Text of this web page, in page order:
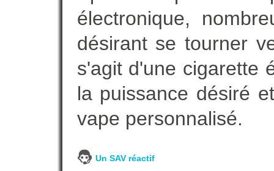
électronique,
désirant se tourner
s'agit d'une cigarette
la puissance désiré
vape personnalisé.
Un SAV réactif